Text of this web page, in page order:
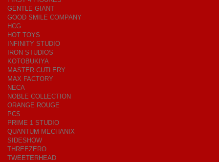
GENTLE GIANT
GOOD SMILE COMPANY
HCG
HOT TOYS
INFINITY STUDIO
IRON STUDIOS
KOTOBUKIYA
MASTER CUTLERY
MAX FACTORY
NECA
NOBLE COLLECTION
ORANGE ROUGE
PCS
PRIME 1 STUDIO
QUANTUM MECHANIX
SIDESHOW
THREEZERO
TWEETERHEAD